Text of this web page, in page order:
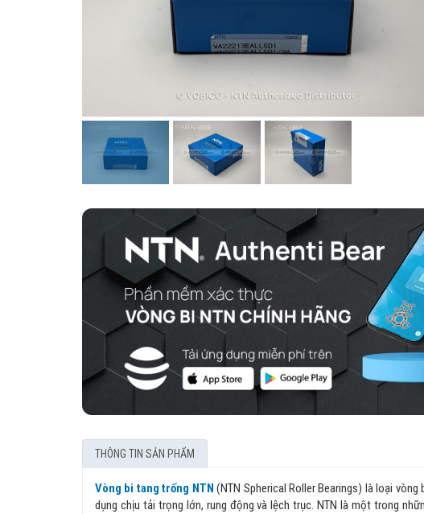
THÔNG TIN SẢN PHẨM
Vòng bi tang trống NTN (NTN Spherical Roller Bearings) là loại
dụng chịu tải trọng lớn, rung động và lệch trục. NTN là một trong